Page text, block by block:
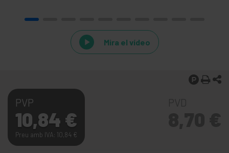
Mira el vídeo
PVP
10,84 €
Preu amb IVA: 10,84 €